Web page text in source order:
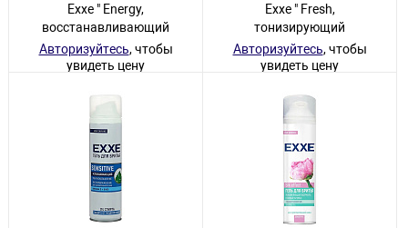
Exxe " Energy,
восстанавливающий
Авторизуйтесь, чтобы
увидеть цену
2 товара
Exxe " Fresh,
тонизирующий
Авторизуйтесь, чтобы
увидеть цену
7 товаров